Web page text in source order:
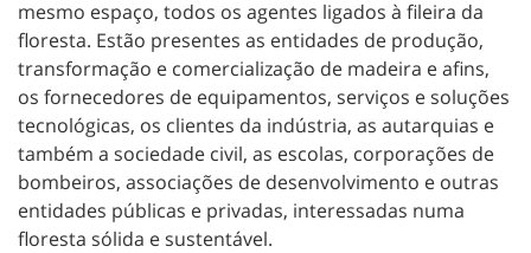
mesmo espaço, todos os agentes ligados à fileira da
floresta. Estão presentes as entidades de produção,
transformação e comercialização de madeira e afins,
os fornecedores de equipamentos, serviços e soluções
tecnológicas, os clientes da indústria, as autarquias e
também a sociedade civil, as escolas, corporações de
bombeiros, associações de desenvolvimento e outras
entidades públicas e privadas, interessadas numa
floresta sólida e sustentável.